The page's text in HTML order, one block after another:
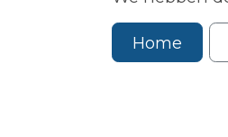
Home